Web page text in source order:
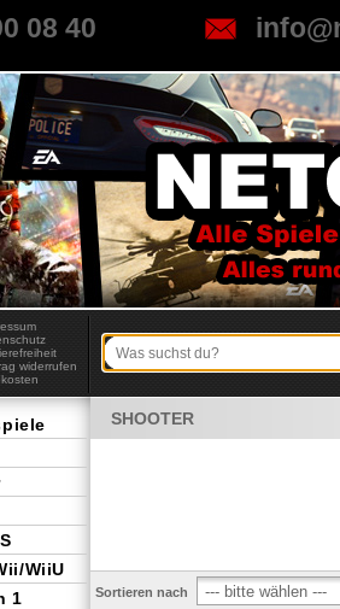
08 40
widerrufen
SHOOTER
Sortieren nach
WiiU
1